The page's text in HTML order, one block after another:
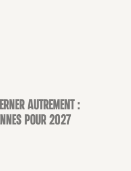
autrement :
pour 2027